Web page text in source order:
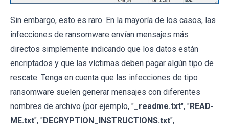
Sin embargo, esto es raro. En la mayoría de los casos, las
infecciones de ransomware envían mensajes más
directos simplemente indicando que los datos están
encriptados y que las víctimas deben pagar algún tipo de
rescate. Tenga en cuenta que las infecciones de tipo
ransomware suelen generar mensajes con diferentes
nombres de archivo (por ejemplo, " _readme.txt", "READ-
ME.txt", "DECRYPTION_INSTRUCTIONS.txt",